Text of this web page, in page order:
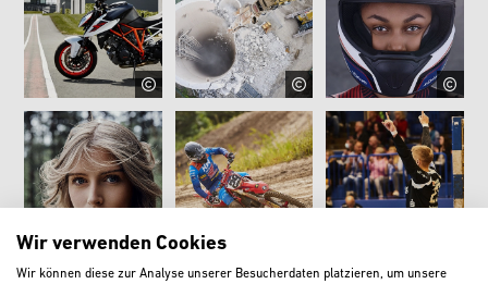
Wir verwenden Cookies
Wir können diese zur Analyse unserer Besucherdaten platzieren, um unsere